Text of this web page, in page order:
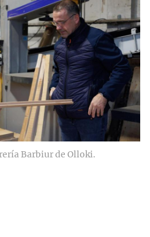
Barbiur de Olloki.